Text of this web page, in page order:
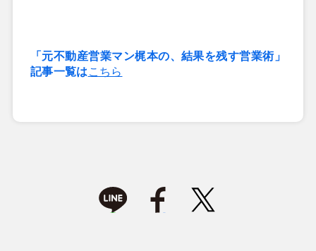
「元不動産営業マン梶本の、結果を残す営業術」
記事一覧は こちら